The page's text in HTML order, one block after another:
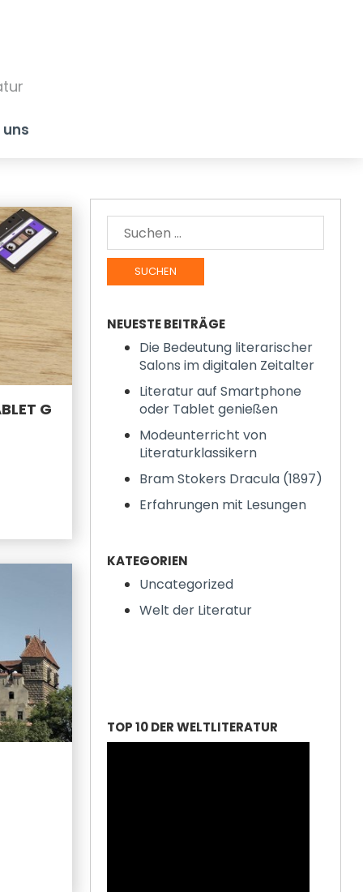
G
SUCHE
NACH:
NEUESTE BEITRÄGE
Die Bedeutung literarischer
Salons im digitalen Zeitalter
Literatur auf Smartphone
oder Tablet genießen
Modeunterricht von
Literaturklassikern
Bram Stokers Dracula (1897)
Erfahrungen mit Lesungen
KATEGORIEN
Uncategorized
Welt der Literatur
TOP 10 DER WELTLITERATUR